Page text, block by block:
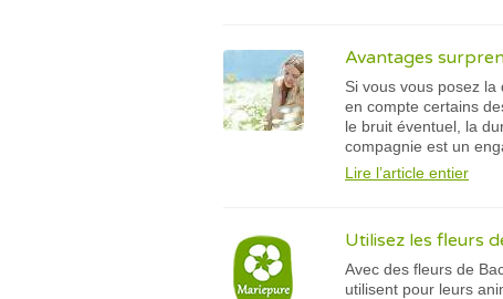
Avantages
Si vous vous posez
en compte certains
le bruit éventuel, la
compagnie est un
Lire l’article entier
Utilisez les fleurs
Avec des fleurs de
utilisent pour leurs